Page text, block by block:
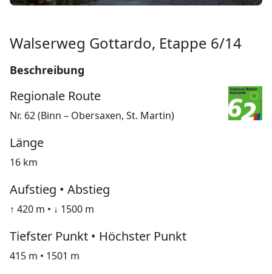
Walserweg Gottardo, Etappe 6/14
Beschreibung
Regionale Route
Nr. 62 (Binn – Obersaxen, St. Martin)
Länge
16 km
Aufstieg • Abstieg
↑ 420 m • ↓ 1500 m
Tiefster Punkt • Höchster Punkt
415 m • 1501 m